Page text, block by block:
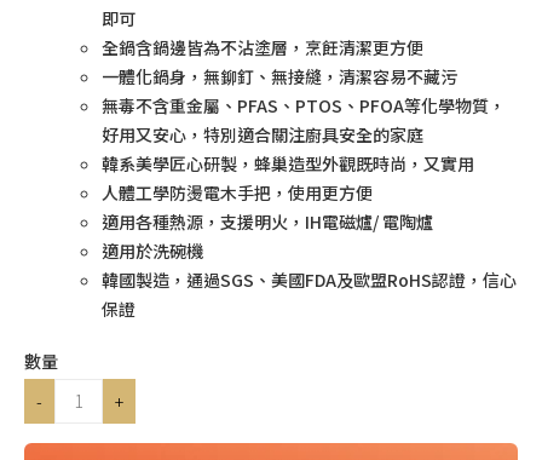
即可
全鍋含鍋邊皆為不沾塗層，烹飪清潔更方便
一體化鍋身，無鉚釘、無接縫，清潔容易不藏污
無毒不含重金屬、PFAS、PTOS、PFOA等化學物質，
好用又安心，特別適合關注廚具安全的家庭
韓系美學匠心研製，蜂巢造型外觀既時尚，又實用
人體工學防燙電木手把，使用更方便
適用各種熱源，支援明火，IH電磁爐/ 電陶爐
適用於洗碗機
韓國製造，通過SGS、美國FDA及歐盟RoHS認證，信心
保證
數量
-
+